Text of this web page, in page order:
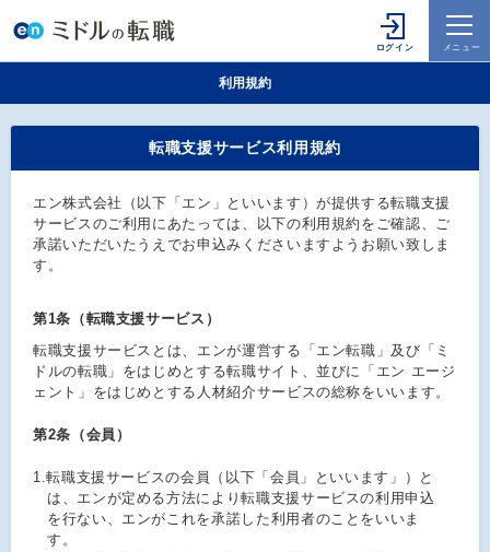
利用規約
転職支援サービス利用規約
エン株式会社（以下「エン」といいます）が提供する転職支援
サービスのご利用にあたっては、以下の利用規約をご確認、ご
承諾いただいたうえでお申込みくださいますようお願い致しま
す。
第1条（転職支援サービス）
転職支援サービスとは、エンが運営する「エン転職」及び「ミ
ドルの転職」をはじめとする転職サイト、並びに「エン エージ
ェント」をはじめとする人材紹介サービスの総称をいいます。
第2条（会員）
1.転職支援サービスの会員（以下「会員」といいます」）と
は、エンが定める方法により転職支援サービスの利用申込
を行ない、エンがこれを承諾した利用者のことをいいま
す。